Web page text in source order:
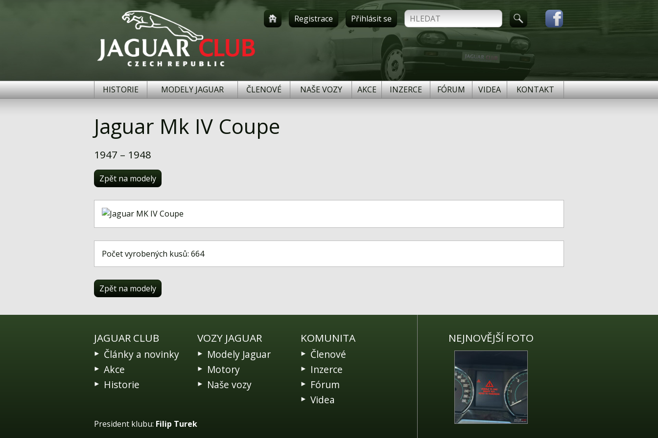
Registrace Přihlásit se
HISTORIE MODELY JAGUAR ČLENOVÉ NAŠE VOZY AKCE INZERCE FÓRUM VIDEA KONTAKT
Jaguar Mk IV Coupe
1947 – 1948
Zpět na modely
Počet vyrobených kusů: 664
Zpět na modely
JAGUAR CLUB
Články a novinky
Akce
Historie
VOZY JAGUAR
Modely Jaguar
Motory
Naše vozy
KOMUNITA
Členové
Inzerce
Fórum
Videa
President klubu: Filip Turek
NEJNOVĚJŠÍ FOTO